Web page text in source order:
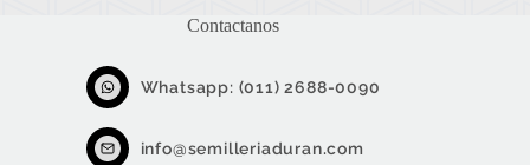
pueden
la
producto
Contactanos
Whatsapp: (011) 2688-0090
info@semilleriaduran.com